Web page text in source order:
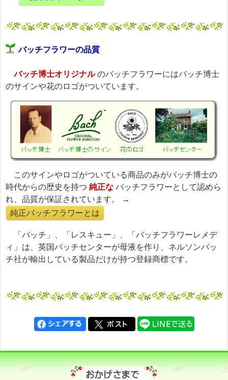
バッチフラワーの品質
バッチ博士オリジナルのバッチフラワーにはバッチ博士
のサインや花のロゴがついています。
このサインやロゴがついている商品のみがバッチ博士の
時代からの歴史を持つ 純正な バッチフラワーとして認めら
れ、品質が保証されています。 →
純正バッチフラワーとは
「バッチ」、「レスキュー」、「バッチフラワーレメデ
ィ」は、英国バッチセンターが母液を作り、ネルソンバッ
チ社が輸出している製品だけが持つ登録商標です。